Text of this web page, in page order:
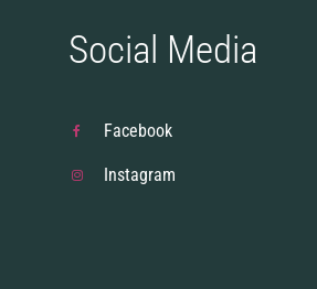
Social Media
Facebook
Instagram